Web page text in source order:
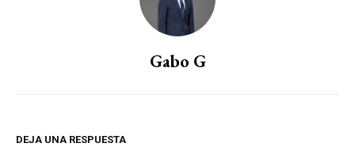
Gabo G
DEJA UNA RESPUESTA